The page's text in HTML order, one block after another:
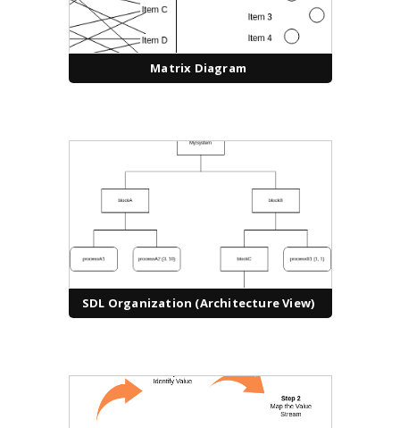
Matrix Diagram
SDL Organization (Architecture View)